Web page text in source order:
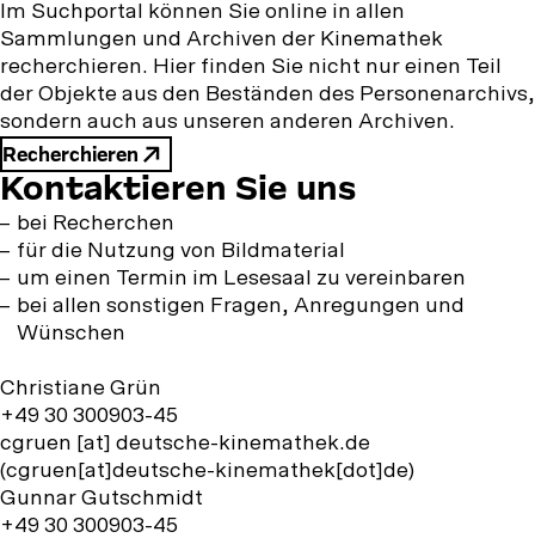
Im Suchportal können Sie online in allen
Sammlungen und Archiven der Kinemathek
recherchieren. Hier finden Sie nicht nur einen Teil
der Objekte aus den Beständen des Personenarchivs,
sondern auch aus unseren anderen Archiven.
Recherchieren
Kontaktieren Sie uns
bei Recherchen
für die Nutzung von Bildmaterial
um einen Termin im Lesesaal zu vereinbaren
bei allen sonstigen Fragen, Anregungen und
Wünschen
Christiane Grün
+49 30 300903-45
cgruen [at] deutsche-kinemathek.de
(cgruen[at]deutsche-kinemathek[dot]de)
Gunnar Gutschmidt
+49 30 300903-45